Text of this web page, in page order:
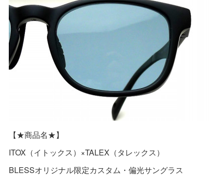
【★商品名★】
ITOX（イトックス）×TALEX（タレックス）
BLESSオリジナル限定カスタム・偏光サングラス